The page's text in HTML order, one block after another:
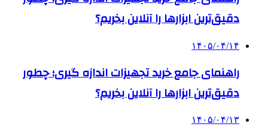
دقیق‌ترین ابزارها را آنلاین بخریم؟
۱۴۰۵/۰۴/۱۴
راهنمای جامع خرید تجهیزات اندازه گیری؛ چطور
دقیق‌ترین ابزارها را آنلاین بخریم؟
۱۴۰۵/۰۴/۱۳